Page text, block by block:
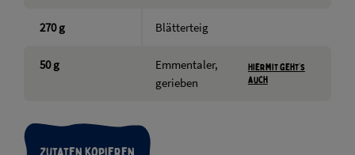
270 g Blätterteig
50 g
Emmentaler,
gerieben
Hiermit geht’s
auch